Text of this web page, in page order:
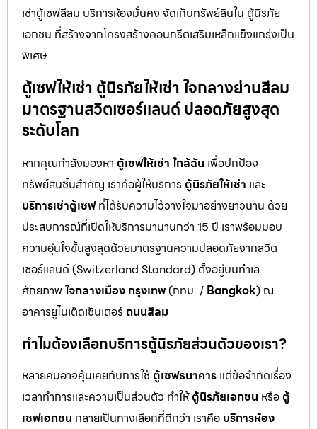
เช่าตู้เซฟสีลม บริการห้องมั่นคง จัดเก็บทรัพย์สินใน ตู้นิรภัย
เอกชน ที่สร้างจากโครงสร้างคอนกรีตเสริมเหล็กแข็งแกร่งเป็น
พิเศษ
ตู้เซฟให้เช่า ตู้นิรภัยให้เช่า ใจกลางย่านสีลม
มาตรฐานสวิตเซอร์แลนด์ ปลอดภัยสูงสุด
ระดับโลก
หากคุณกำลังมองหา ตู้เซฟให้เช่า ใกล้ฉัน เพื่อปกป้อง
ทรัพย์สินชิ้นสำคัญ เราคือผู้ให้บริการ ตู้นิรภัยให้เช่า และ
บริการเช่าตู้เซฟที่ได้รับความไว้วางใจมาอย่างยาวนาน ด้วย
ประสบการณ์ที่เปิดให้บริการมานานกว่า 15 ปี เราพร้อมมอบ
ความอุ่นใจขั้นสูงสุดด้วยมาตรฐานความปลอดภัยจากสวิต
เซอร์แลนด์ (Switzerland Standard) ตั้งอยู่บนทำเล
ศักยภาพใจกลางเมือง กรุงเทพ(กทม. / Bangkok) ณ
อาคารยูไนเต็ดเซ็นเตอร์ ถนนสีลม
ทำไมต้องเลือกบริการตู้นิรภัยส่วนตัวของเรา?
หลายคนอาจคุ้นเคยกับการใช้ ตู้เซฟธนาคาร แต่ข้อจำกัดเรื่อง
เวลาทำการและความเป็นส่วนตัว ทำให้ตู้นิรภัยเอกชน หรือ ตู้
เซฟเอกชน กลายเป็นทางเลือกที่ดีกว่า เราคือ บริการห้อง